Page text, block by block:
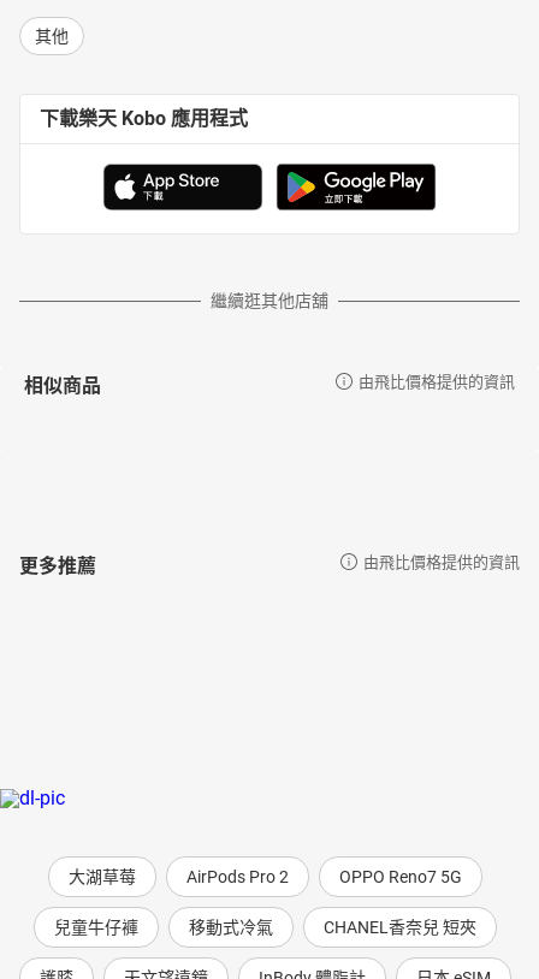
其他
下載樂天 Kobo 應用程式
繼續逛其他店舖
相似商品 由飛比價格提供的資訊
更多推薦 由飛比價格提供的資訊
大湖草莓 AirPods Pro 2 OPPO Reno7 5G
兒童牛仔褲 移動式冷氣 CHANEL香奈兒 短夾